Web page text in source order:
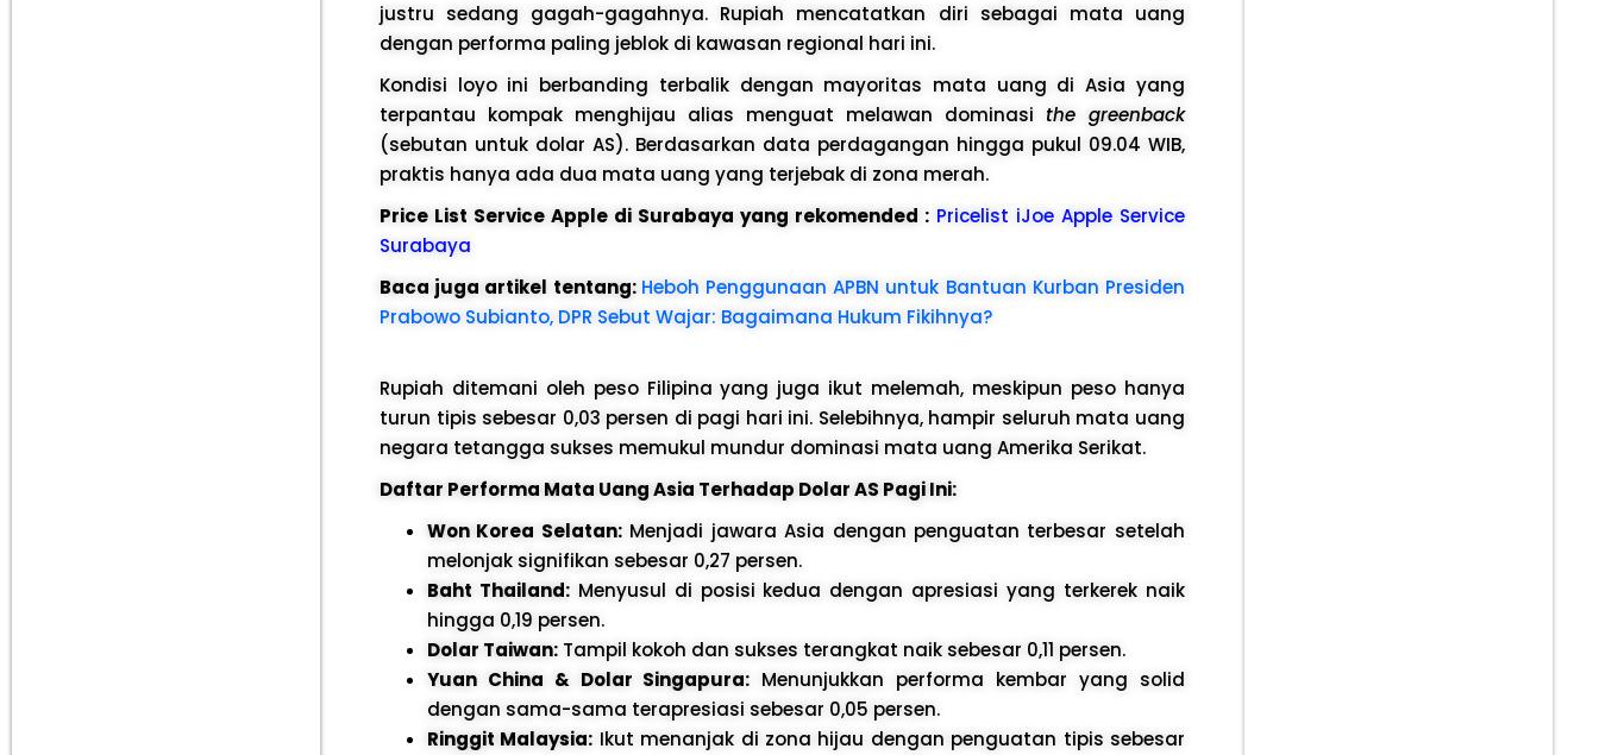
justru sedang gagah-gagahnya. Rupiah mencatatkan diri sebagai mata uang
dengan performa paling jeblok di kawasan regional hari ini.
Kondisi loyo ini berbanding terbalik dengan mayoritas mata uang di Asia yang
terpantau kompak menghijau alias menguat melawan dominasi the greenback
(sebutan untuk dolar AS). Berdasarkan data perdagangan hingga pukul 09.04 WIB,
praktis hanya ada dua mata uang yang terjebak di zona merah.
Price List Service Apple di Surabaya yang rekomended : Pricelist iJoe Apple Service
Surabaya
Baca juga artikel tentang: Heboh Penggunaan APBN untuk Bantuan Kurban Presiden
Prabowo Subianto, DPR Sebut Wajar: Bagaimana Hukum Fikihnya?
Rupiah ditemani oleh peso Filipina yang juga ikut melemah, meskipun peso hanya
turun tipis sebesar 0,03 persen di pagi hari ini. Selebihnya, hampir seluruh mata uang
negara tetangga sukses memukul mundur dominasi mata uang Amerika Serikat.
Daftar Performa Mata Uang Asia Terhadap Dolar AS Pagi Ini:
Won Korea Selatan:Menjadi jawara Asia dengan penguatan terbesar setelah
melonjak signifikan sebesar 0,27 persen.
Baht Thailand:Menyusul di posisi kedua dengan apresiasi yang terkerek naik
hingga 0,19 persen.
Dolar Taiwan:Tampil kokoh dan sukses terangkat naik sebesar 0,11 persen.
Yuan China & Dolar Singapura: Menunjukkan performa kembar yang solid
dengan sama-sama terapresiasi sebesar 0,05 persen.
Ringgit Malaysia: Ikut menanjak di zona hijau dengan penguatan tipis sebesar